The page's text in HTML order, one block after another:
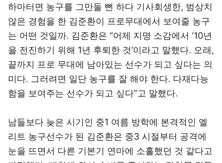
하마터면 농구를 그만둘 뻔 하다 기사회생한, 범상치
않은 경험을 한 김준환이 프로무대에서 보여줄 농구
는 어떤 것일까. 김준환은 “어제 지명 소감에서 ‘10년
을 전진하기 위해 1년 후퇴한 것’이라고 말했다. 오래,
끝까지 프로 무대에 남아있는 선수가 되고 싶다는 의
미다. 그러려면 일단 농구를 잘 해야 한다. 다재다능
함을 보여주는 선수가 되고 싶다”고 말했다.
남들보다 늦은 시기인 중1 여름 방학에 본격적인 엘
리트 농구선수가 된 김준환은 중3 시절부터 공격에
눈을 뜨면서 다른 기본기 연마에 소홀했던 것 같다고